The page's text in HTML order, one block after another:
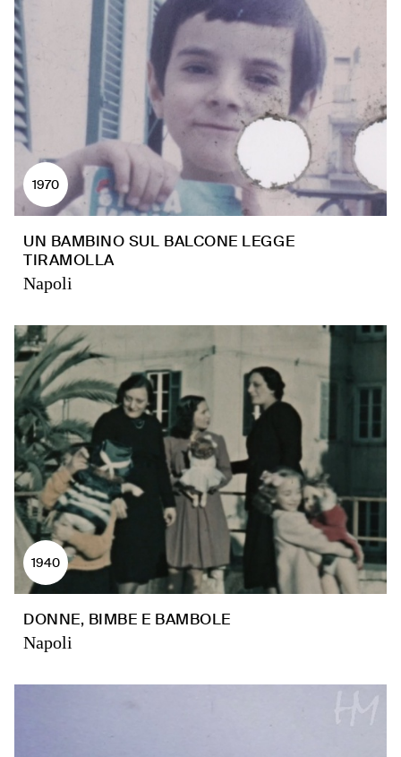
1970
UN BAMBINO SUL BALCONE LEGGE
TIRAMOLLA
Napoli
1940
DONNE, BIMBE E BAMBOLE
Napoli